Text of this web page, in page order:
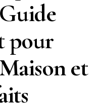
pour
et